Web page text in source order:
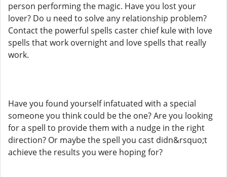
person performing the magic. Have you lost your
lover? Do u need to solve any relationship problem?
Contact the powerful spells caster chief kule with love
spells that work overnight and love spells that really
work.
Have you found yourself infatuated with a special
someone you think could be the one? Are you looking
for a spell to provide them with a nudge in the right
direction? Or maybe the spell you cast didn&rsquo;t
achieve the results you were hoping for?